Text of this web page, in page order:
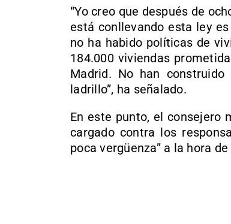
“Yo creo que después de
está conllevando esta ley
no ha habido políticas de
184.000 viviendas
Madrid. No han
ladrillo”, ha señalado.
En este punto, el consejero
cargado contra los
poca vergüenza” a la hora